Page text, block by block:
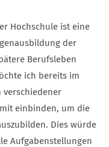
Hochschule ist eine
der
Berufsleben
ich bereits im
verschiedener
einbinden, um die
Dies würde
Aufgabenstellungen